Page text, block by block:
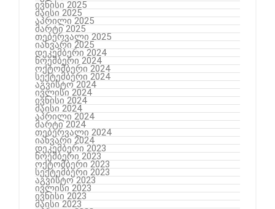
ივნისი 2025
მაისი 2025
აპრილი 2025
მარტი 2025
თებერვალი 2025
იანვარი 2025
დეკემბერი 2024
ნოემბერი 2024
ოქტომბერი 2024
სექტემბერი 2024
აგვისტო 2024
ივლისი 2024
ივნისი 2024
მაისი 2024
აპრილი 2024
მარტი 2024
თებერვალი 2024
იანვარი 2024
დეკემბერი 2023
ნოემბერი 2023
ოქტომბერი 2023
სექტემბერი 2023
აგვისტო 2023
ივლისი 2023
ივნისი 2023
მაისი 2023